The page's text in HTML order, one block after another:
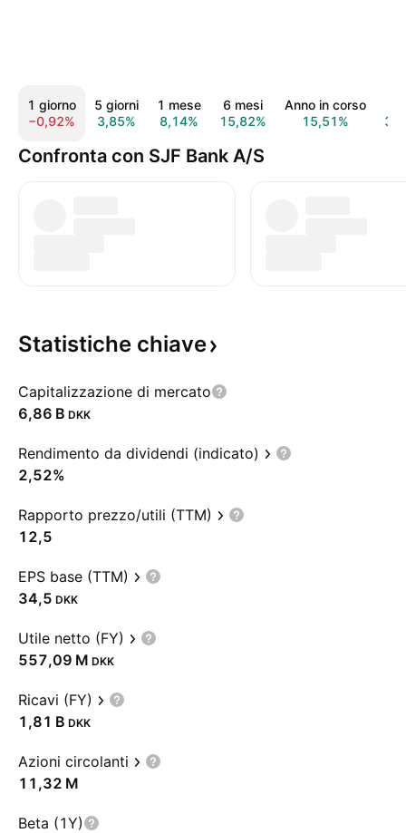
1 giorno
−0,92%
5 giorni
3,85%
1 mese
8,14%
6 mesi
15,82%
Anno in corso
15,51%
Confronta con SJF Bank A/S
Statistiche chiave
Capitalizzazione di mercato
‪6,86 B‬ DKK
Rendimento da dividendi (indicato)
2,52%
Rapporto prezzo/utili (TTM)
12,5
EPS base (TTM)
34,5 DKK
Utile netto (FY)
‪557,09 M‬ DKK
Ricavi (FY)
‪1,81 B‬ DKK
Azioni circolanti
‪11,32 M‬
Beta (1Y)